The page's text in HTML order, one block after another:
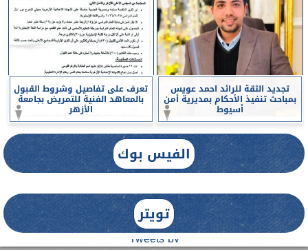
تجديد الثقة للرائد احمد عويس
بمباحث تنفيذ الأحكام بمديرية أمن
أسيوط
تعرف على تفاصيل وشروط القبول
بالمعاهد الفنية للتمريض بجامعة
الأزهر
الفيس بوك
تويتر
Tweets by